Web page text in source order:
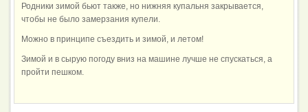
Родники зимой бьют также, но нижняя купальня закрывается,
чтобы не было замерзания купели.
Можно в принципе съездить и зимой, и летом!
Зимой и в сырую погоду вниз на машине лучше не спускаться, а
пройти пешком.